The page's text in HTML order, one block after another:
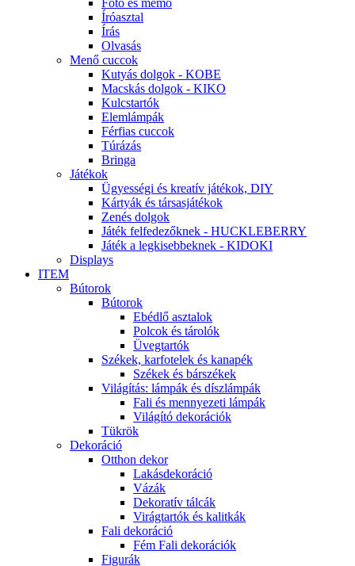
Fotó és memo
Íróasztal
Írás
Olvasás
Menő cuccok
Kutyás dolgok - KOBE
Macskás dolgok - KIKO
Kulcstartók
Elemlámpák
Férfias cuccok
Túrázás
Bringa
Játékok
Ügyességi és kreatív játékok, DIY
Kártyák és társasjátékok
Zenés dolgok
Játék felfedezőknek - HUCKLEBERRY
Játék a legkisebbeknek - KIDOKI
Displays
ITEM
Bútorok
Bútorok
Ebédlő asztalok
Polcok és tárolók
Üvegtartók
Székek, karfotelek és kanapék
Székek és bárszékek
Világítás: lámpák és díszlámpák
Fali és mennyezeti lámpák
Világító dekorációk
Tükrök
Dekoráció
Otthon dekor
Lakásdekoráció
Vázák
Dekoratív tálcák
Virágtartók és kalitkák
Fali dekoráció
Fém Fali dekorációk
Figurák